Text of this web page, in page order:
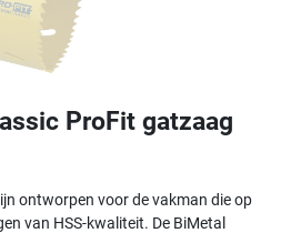
ProFit gatzaag
ontworpen voor de vakman die op
van HSS-kwaliteit. De BiMetal